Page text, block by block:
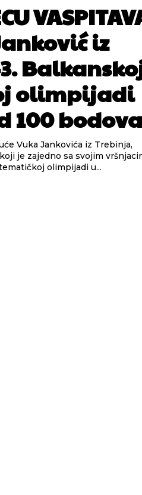
iz
olimpijadi
100 bodova
je zajedno sa svojim
olimpijadi u...